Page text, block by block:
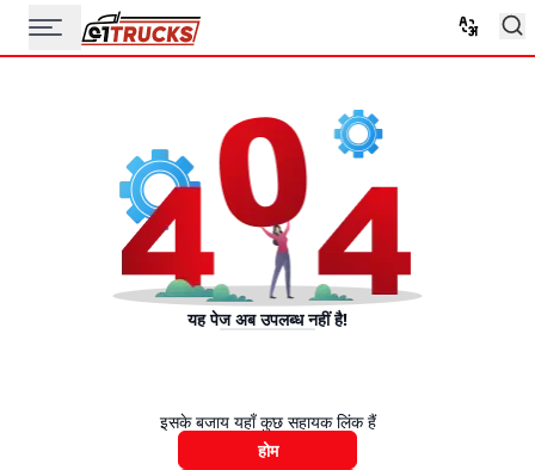
यह पेज अब उपलब्ध नहीं है!
इसके बजाय यहाँ कुछ सहायक लिंक हैं
होम